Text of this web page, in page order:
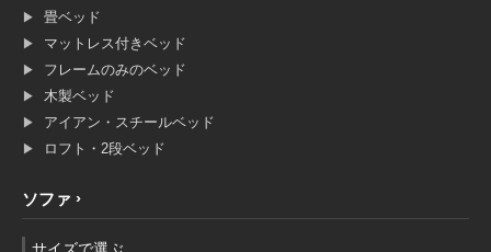
畳ベッド
マットレス付きベッド
フレームのみのベッド
木製ベッド
アイアン・スチールベッド
ロフト・2段ベッド
ソファ